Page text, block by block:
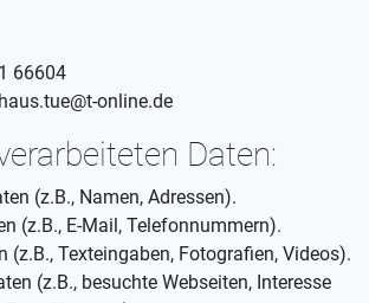
66604
online.de
Daten:
(z.B., Namen, Adressen).
(z.B., E-Mail, Telefonnummern).
(z.B., Texteingaben, Fotografien, Videos).
(z.B., besuchte Webseiten, Interesse